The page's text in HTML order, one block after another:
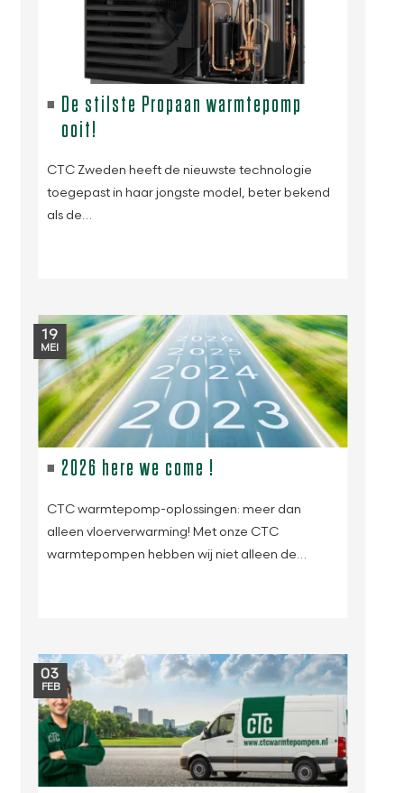
De stilste Propaan warmtepomp
ooit!
CTC Zweden heeft de nieuwste technologie
toegepast in haar jongste model, beter bekend
als de…
19
MEI
2026 here we come !
CTC warmtepomp-oplossingen: meer dan
alleen vloerverwarming! Met onze CTC
warmtepompen hebben wij niet alleen de…
03
FEB